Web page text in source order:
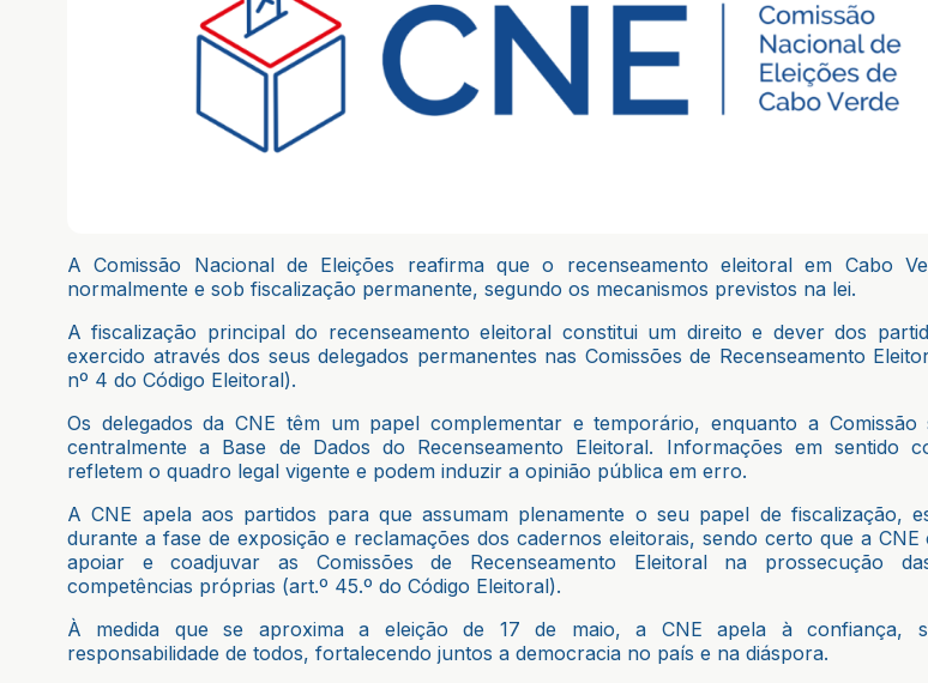
A Comissão Nacional de Eleições reafirma que o recenseamento eleitoral em Cabo
normalmente e sob fiscalização permanente, segundo os mecanismos previstos na lei.
A fiscalização principal do recenseamento eleitoral constitui um direito e dever dos
exercido através dos seus delegados permanentes nas Comissões de Recenseamento
nº 4 do Código Eleitoral).
Os delegados da CNE têm um papel complementar e temporário, enquanto a Comissão
centralmente a Base de Dados do Recenseamento Eleitoral. Informações em sentido
refletem o quadro legal vigente e podem induzir a opinião pública em erro.
A CNE apela aos partidos para que assumam plenamente o seu papel de fiscalização,
durante a fase de exposição e reclamações dos cadernos eleitorais, sendo certo que a CNE
apoiar e coadjuvar as Comissões de Recenseamento Eleitoral na prossecução
competências próprias (art.º 45.º do Código Eleitoral).
À medida que se aproxima a eleição de 17 de maio, a CNE apela à confiança,
responsabilidade de todos, fortalecendo juntos a democracia no país e na diáspora.